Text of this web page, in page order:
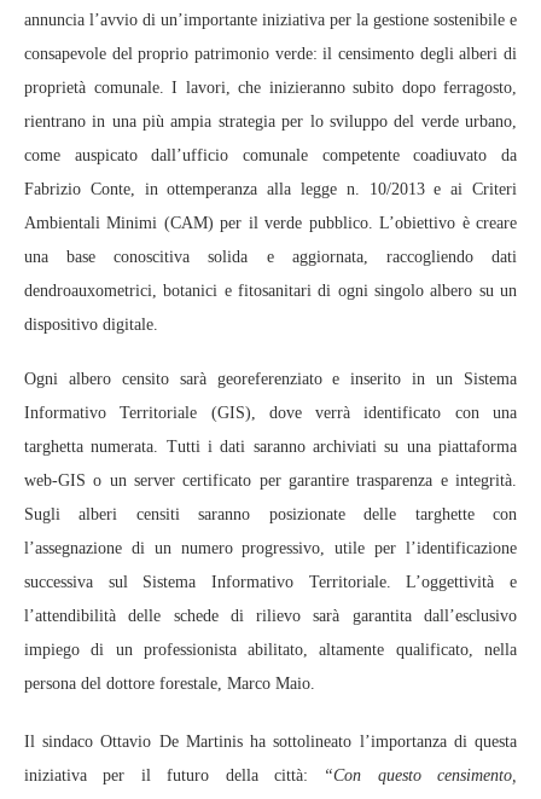
annuncia l’avvio di un’importante iniziativa per la gestione sostenibile e
consapevole del proprio patrimonio verde: il censimento degli alberi di
proprietà comunale. I lavori, che inizieranno subito dopo ferragosto,
rientrano in una più ampia strategia per lo sviluppo del verde urbano,
come auspicato dall’ufficio comunale competente coadiuvato da
Fabrizio Conte, in ottemperanza alla legge n. 10/2013 e ai Criteri
Ambientali Minimi (CAM) per il verde pubblico. L’obiettivo è creare
una base conoscitiva solida e aggiornata, raccogliendo dati
dendroauxometrici, botanici e fitosanitari di ogni singolo albero su un
dispositivo digitale.
Ogni albero censito sarà georeferenziato e inserito in un Sistema
Informativo Territoriale (GIS), dove verrà identificato con una
targhetta numerata. Tutti i dati saranno archiviati su una piattaforma
web-GIS o un server certificato per garantire trasparenza e integrità.
Sugli alberi censiti saranno posizionate delle targhette con
l’assegnazione di un numero progressivo, utile per l’identificazione
successiva sul Sistema Informativo Territoriale. L’oggettività e
l’attendibilità delle schede di rilievo sarà garantita dall’esclusivo
impiego di un professionista abilitato, altamente qualificato, nella
persona del dottore forestale, Marco Maio.
Il sindaco Ottavio De Martinis ha sottolineato l’importanza di questa
iniziativa per il futuro della città:
“Con questo censimento,